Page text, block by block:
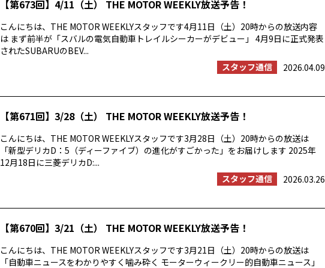
【第673回】4/11（土） THE MOTOR WEEKLY放送予告！
こんにちは、THE MOTOR WEEKLYスタッフです4月11日（土）20時からの放送内容
は まず前半が「スバルの電気自動車トレイルシーカーがデビュー」 4月9日に正式発表
されたSUBARUのBEV...
スタッフ通信
2026.04.09
【第671回】3/28（土） THE MOTOR WEEKLY放送予告！
こんにちは、THE MOTOR WEEKLYスタッフです3月28日（土）20時からの放送は
「新型デリカD：5（ディーファイブ）の進化がすごかった」をお届けします 2025年
12月18日に三菱デリカD:...
スタッフ通信
2026.03.26
【第670回】3/21（土） THE MOTOR WEEKLY放送予告！
こんにちは、THE MOTOR WEEKLYスタッフです3月21日（土）20時からの放送は
「自動車ニュースをわかりやすく噛み砕く モーターウィークリー的自動車ニュース」